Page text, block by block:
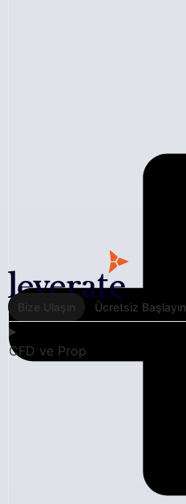
Bize Ulaşın Ücretsiz Başlayın
CFD ve Prop